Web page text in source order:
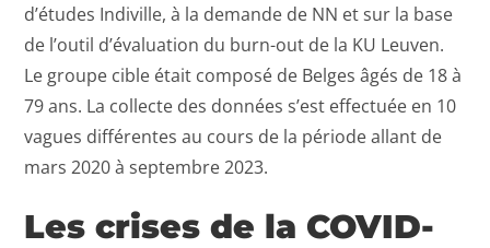
d’études Indiville, à la demande de NN et sur la base
de l’outil d’évaluation du burn-out de la KU Leuven.
Le groupe cible était composé de Belges âgés de 18 à
79 ans. La collecte des données s’est effectuée en 10
vagues différentes au cours de la période allant de
mars 2020 à septembre 2023.
Les crises de la COVID-